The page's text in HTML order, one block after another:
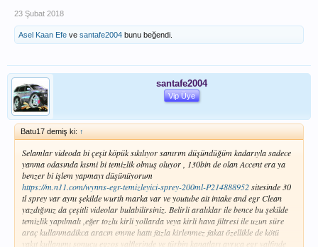
23 Şubat 2018
Asel Kaan Efe ve santafe2004 bunu beğendi.
santafe2004
Vip Üye
Batu17 demiş ki: ↑
Selamlar videoda bi çeşit köpük sıkılıyor sanırım düşündüğüm kadarıyla sadece
yanma odasında kısmi bi temizlik olmuş oluyor , 130bin de olan Accent era ya
benzer bi işlem yapmayı düşünüyorum
https://m.n11.com/wynns-egr-temizleyici-sprey-200ml-P214888952sitesinde 30
tl sprey var aynı şekilde wurth marka var ve youtube ait intake and egr Clean
yazdığınız da çeşitli videolar bulabilirsiniz. Belirli aralıklar ile bence bu şekilde
temizlik yapılmalı ,eğer tozlu kirli yollarda veya kirli hava filtresi ile uzun süre
araç kullanmadikca aracın emme hattı fazla kirlenmez fakat özellikle de kötü
yakıt kullanımı sonucu egzos valflerinde ve türbin kanatları ayrıca egr valfinde